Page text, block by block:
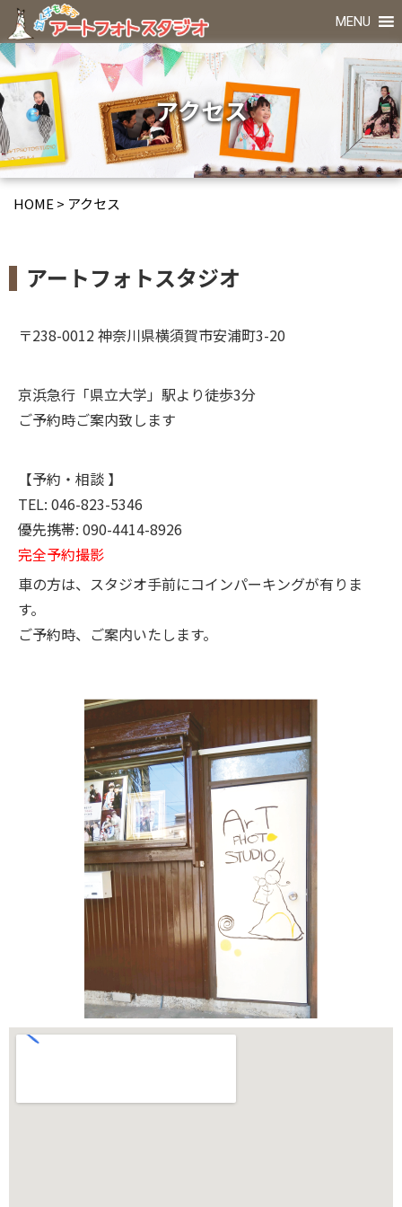
MENU
アクセス
HOME > アクセス
アートフォトスタジオ
〒238-0012 神奈川県横須賀市安浦町3-20
京浜急行「県立大学」駅より徒歩3分
ご予約時ご案内致します
【予約・相談 】
TEL: 046-823-5346
優先携帯: 090-4414-8926
完全予約撮影
車の方は、スタジオ手前にコインパーキングが有りま
す。
ご予約時、ご案内いたします。